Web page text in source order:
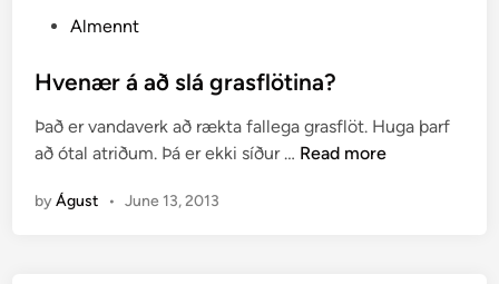
s
e
d
n
Almennt
Hvenær á að slá grasflötina?
Það er vandaverk að rækta fallega grasflöt. Huga þarf
að ótal atriðum. Þá er ekki síður … H
Read more
byÁgust • June 13, 2013